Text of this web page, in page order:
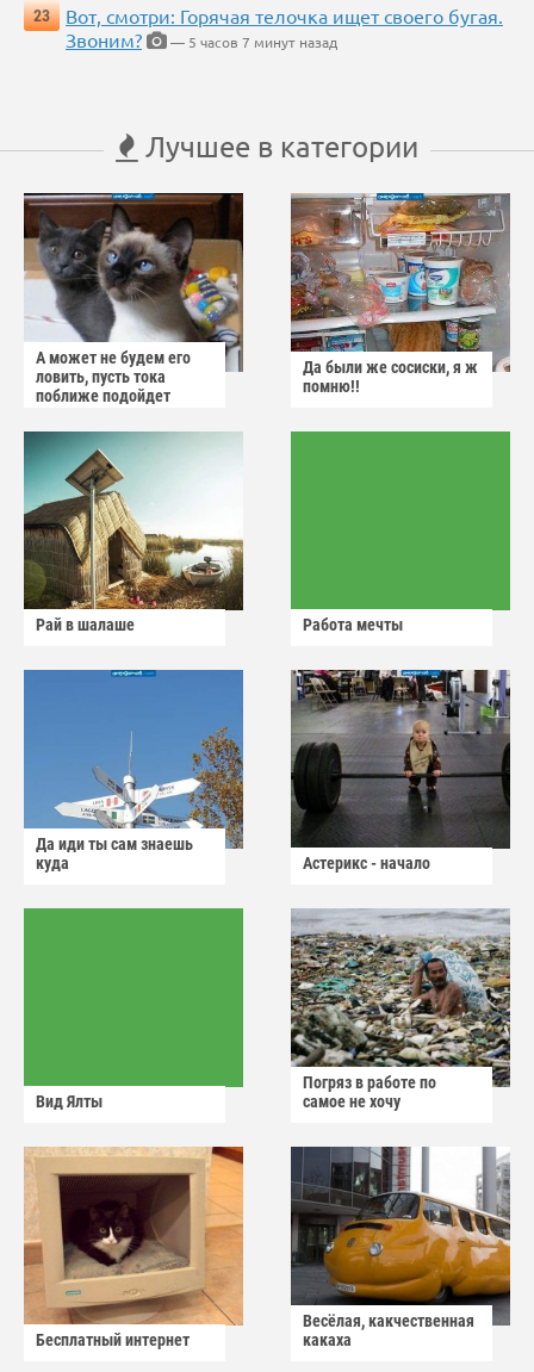
23
Вот, смотри: Горячая телочка ищет своего бугая.
Звоним?
— 5 часов 7 минут назад
Лучшее в категории
А может не будем его
ловить, пусть тока
поближе подойдет
Да были же сосиски, я ж
помню!!
Рай в шалаше Работа мечты
Да иди ты сам знаешь
куда
Астерикс - начало
Вид Ялты
Погряз в работе по
самое не хочу
Бесплатный интернет
Весёлая, какчественная
какаха